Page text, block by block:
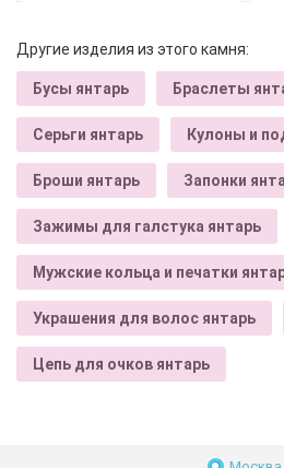
Другие изделия из этого камня:
Бусы янтарь Браслеты
Серьги янтарь Кулоны и
Броши янтарь Запонки
Зажимы для галстука янтарь
Мужские кольца и печатки
Украшения для волос янтарь
Цепь для очков янтарь